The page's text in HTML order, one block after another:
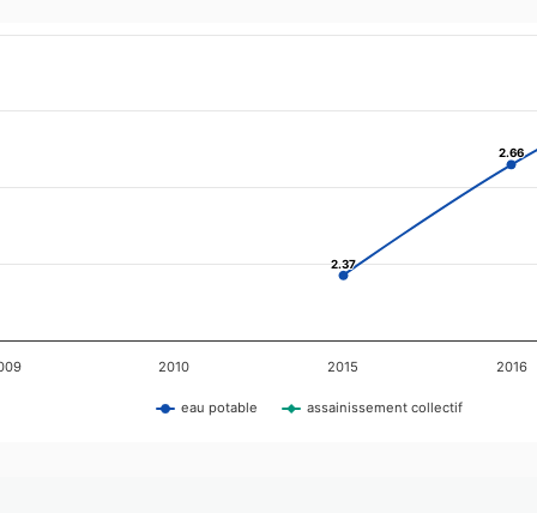
2.37
2.37
2.66
2.66
eau potable assainissement collectif
2010 2015 2016